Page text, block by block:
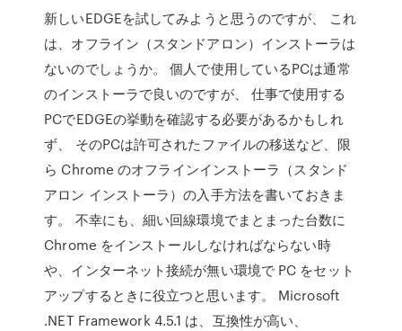
新しいEDGEを試してみようと思うのですが、 これ
は、オフライン（スタンドアロン）インストーラは
ないのでしょうか。 個人で使用しているPCは通常
のインストーラで良いのですが、 仕事で使用する
PCでEDGEの挙動を確認する必要があるかもしれ
ず、 そのPCは許可されたファイルの移送など、限
ら Chrome のオフラインインストーラ（スタンド
アロン インストーラ）の入手方法を書いておきま
す。 不幸にも、細い回線環境でまとまった台数に
Chrome をインストールしなければならない時
や、インターネット接続が無い環境で PC をセット
アップするときに役立つと思います。 Microsoft
.NET Framework 4.5.1 は、互換性が高い、